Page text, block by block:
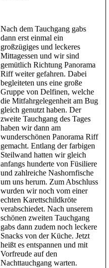
Nach dem Tauchgang gabs
dann erst einmal ein
großzügiges und leckeres
Mittagessen und wir sind
gemütlich Richtung Panorama
Riff weiter gefahren. Dabei
begleiteten uns eine große
Gruppe von Delfinen, welche
die Mitfahrgelegenheit am Bug
gleich genutzt haben. Der
zweite Tauchgang des Tages
haben wir dann am
wunderschönen Panorama Riff
gemacht. Entlang der farbigen
Steilwand hatten wir gleich
anfangs hunderte von Füsiliere
und zahlreiche Nashornfische
um uns herum. Zum Abschluss
wurden wir noch vom einer
echten Karettschildkröte
verabschiedet. Nach unserem
schönen zweiten Tauchgang
gabs dann zudem noch leckere
Snacks von der Küche. Jetzt
heißt es entspannen und mit
Vorfreude auf den
Nachttauchgang warten.